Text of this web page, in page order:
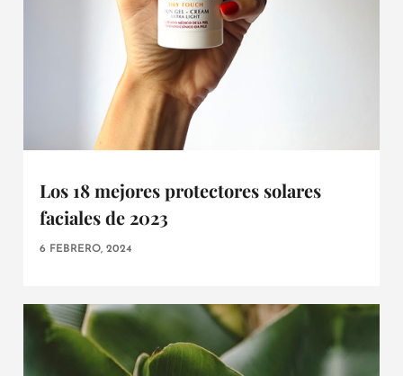
Los 18 mejores protectores solares
faciales de 2023
6 FEBRERO, 2024